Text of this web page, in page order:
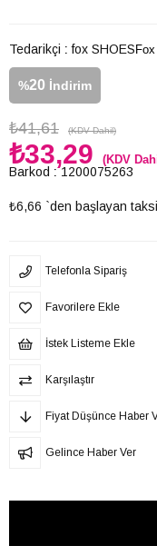
Tedarikçi : fox SHOES
%20 İndirim
₺41,61 (KDV Dahil)
₺33,29 (KDV
Barkod : 1200075263
₺6,66 `den başlayan
Telefonla Sipariş
Favorilere Ekle
İstek Listeme Ekle
Karşılaştır
Fiyat Düşünce Haber
Gelince Haber Ver